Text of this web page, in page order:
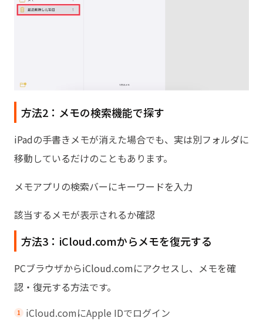
方法2：メモの検索機能で探す
iPadの手書きメモが消えた場合でも、実は別フォルダに
移動しているだけのこともあります。
メモアプリの検索バーにキーワードを入力
該当するメモが表示されるか確認
方法3：iCloud.comからメモを復元する
PCブラウザからiCloud.comにアクセスし、メモを確
認・復元する方法です。
iCloud.comにApple IDでログイン